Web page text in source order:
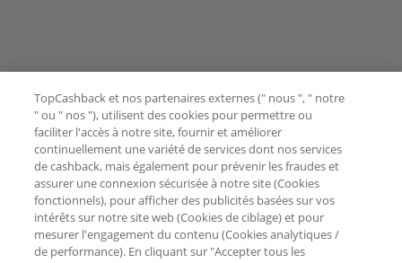
TopCashback et nos partenaires externes (" nous ", " notre
" ou " nos "), utilisent des cookies pour permettre ou
faciliter l'accès à notre site, fournir et améliorer
continuellement une variété de services dont nos services
de cashback, mais également pour prévenir les fraudes et
assurer une connexion sécurisée à notre site (Cookies
fonctionnels), pour afficher des publicités basées sur vos
intérêts sur notre site web (Cookies de ciblage) et pour
mesurer l'engagement du contenu (Cookies analytiques /
de performance). En cliquant sur "Accepter tous les